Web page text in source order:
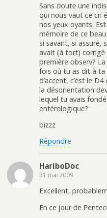
Sans doute une
qui nous vaut ce cri
nos yeux oyants.
mémoire de ce
si savant, si assuré,
avait (à tort) corrigé
première observ?
fois où tu as dit à ta
d’accent, c’est le
la désorientation
lequel tu avais
entérologique?
bizzz
Répondre
HariboDoc
31 mai 2009
Excellent,
En ce jour de